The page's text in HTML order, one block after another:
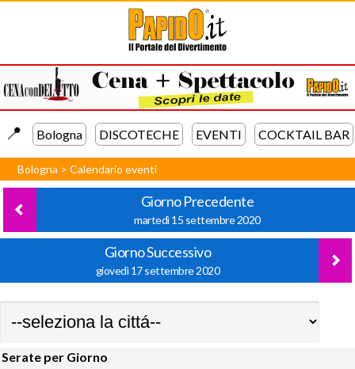
📍️ Bologna DISCOTECHE EVENTI COCKTAIL BAR
Bologna >Calendario eventi
Giorno Precedente
martedì 15 settembre 2020
Giorno Successivo
giovedì 17 settembre 2020
Serate per Giorno